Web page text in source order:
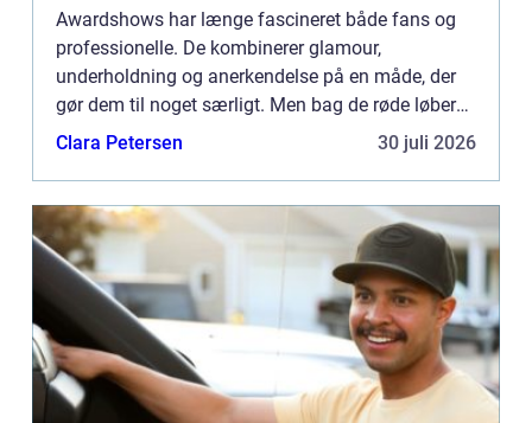
Awardshows har længe fascineret både fans og
professionelle. De kombinerer glamour,
underholdning og anerkendelse på en måde, der
gør dem til noget særligt. Men bag de røde løbere
og glitrende kjoler...
Clara Petersen 30 juli 2026